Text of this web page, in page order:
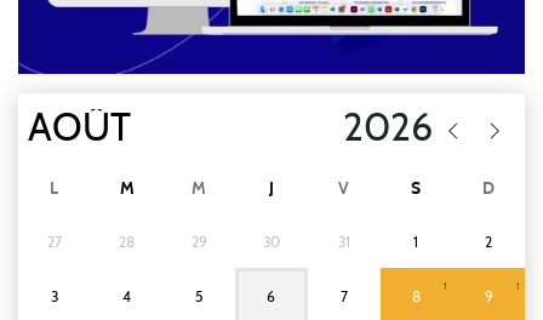
L M M V S D
27 28 29 30 31 1 2
3 4 5 6 7 8
1
9
1